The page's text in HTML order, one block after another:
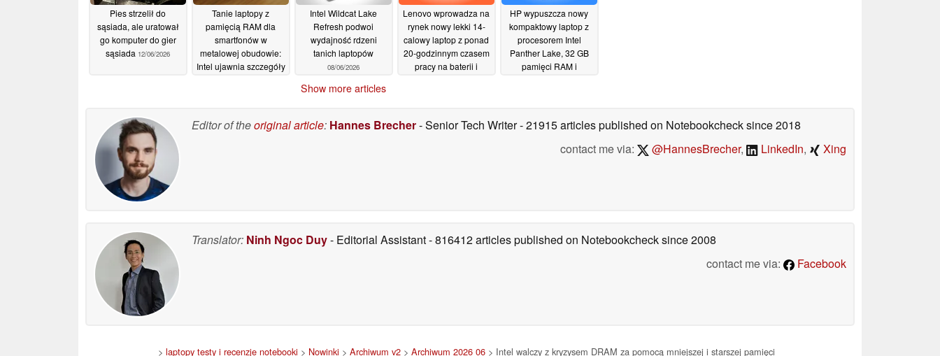
Pies strzelił do
sąsiada, ale uratował
go komputer do gier
sąsiada 12/06/2026
Tanie laptopy z
pamięcią RAM dla
smartfonów w
metalowej obudowie:
Intel ujawnia szczegóły
Intel Wildcat Lake
Refresh podwoi
wydajność rdzeni
tanich laptopów
08/06/2026
Lenovo wprowadza na
rynek nowy lekki 14-
calowy laptop z ponad
20-godzinnym czasem
pracy na baterii i
HP wypuszcza nowy
kompaktowy laptop z
procesorem Intel
Panther Lake, 32 GB
pamięci RAM i
Show more articles
Editor of theoriginal article: Hannes Brecher- Senior Tech Writer- 21915 articles published on Notebookchecksince 2018
contact me via:
@HannesBrecher, LinkedIn, Xing
Translator: Ninh Ngoc Duy- Editorial Assistant- 816412 articles published on Notebookchecksince 2008
contact me via:
Facebook
> laptopy testy i recenzje notebooki > Nowinki > Archiwum v2 > Archiwum 2026 06 > Intel walczy z kryzysem DRAM za pomocą mniejszej i starszej pamięci